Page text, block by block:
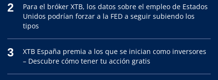
2
Para el bróker XTB, los datos sobre el empleo de Estados
Unidos podrían forzar a la FED a seguir subiendo los
tipos
3
XTB España premia a los que se inician como inversores
– Descubre cómo tener tu acción gratis